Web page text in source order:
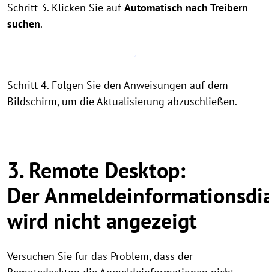
Schritt 3. Klicken Sie aufAutomatisch nach Treibern
suchen.
Schritt 4. Folgen Sie den Anweisungen auf dem
Bildschirm, um die Aktualisierung abzuschließen.
3. Remote Desktop:
Der
wird nicht angezeigt
Versuchen Sie für das Problem, dass der